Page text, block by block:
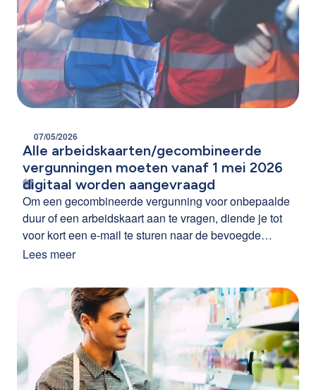
07/05/2026
Alle arbeidskaarten/gecombineerde
vergunningen moeten vanaf 1 mei 2026
digitaal worden aangevraagd
Om een gecombineerde vergunning voor onbepaalde
duur of een arbeidskaart aan te vragen, diende je tot
voor kort een e-mail te sturen naar de bevoegde
diensten. Vanaf 1 mei 2026 moeten deze aanvragen
Lees meer